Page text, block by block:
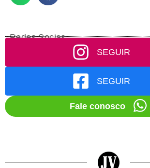
Redes Socias
SEGUIR
SEGUIR
Fale conosco